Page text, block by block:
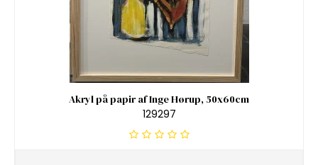
Akryl på papir af Inge Hørup, 50x60cm
129297